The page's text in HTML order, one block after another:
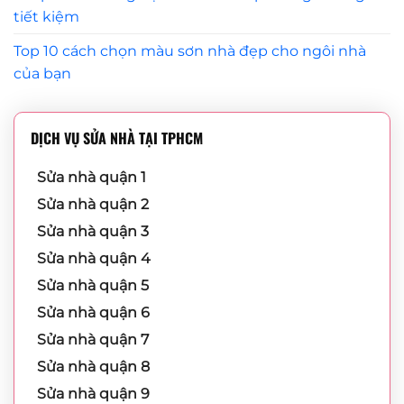
tiết kiệm
Top 10 cách chọn màu sơn nhà đẹp cho ngôi nhà
của bạn
DỊCH VỤ SỬA NHÀ TẠI TPHCM
Sửa nhà quận 1
Sửa nhà quận 2
Sửa nhà quận 3
Sửa nhà quận 4
Sửa nhà quận 5
Sửa nhà quận 6
Sửa nhà quận 7
Sửa nhà quận 8
Sửa nhà quận 9